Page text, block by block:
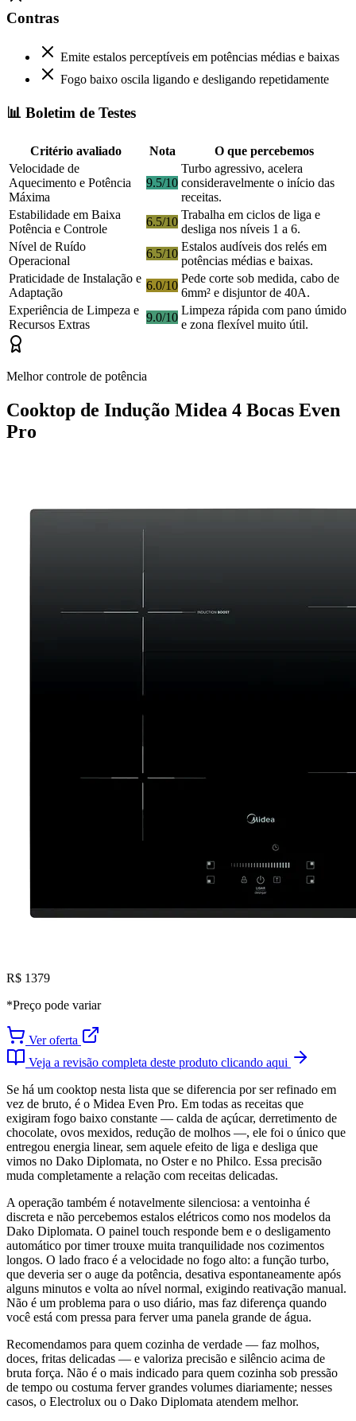
Contras
Emite estalos perceptíveis em potências médias e baixas
Fogo baixo oscila ligando e desligando repetidamente
📊 Boletim de Testes
Critério avaliado Nota
O que percebemos
Velocidade de
Aquecimento e Potência
Máxima
9.5/10
Turbo agressivo, acelera
consideravelmente o início das
receitas.
Estabilidade em Baixa
Potência e Controle
6.5/10
Trabalha em ciclos de liga e
desliga nos níveis 1 a 6.
Nível de Ruído
Operacional
6.5/10
Estalos audíveis dos relés em
potências médias e baixas.
Praticidade de Instalação e
Adaptação
6.0/10
Pede corte sob medida, cabo de
6mm² e disjuntor de 40A.
Experiência de Limpeza e
Recursos Extras
9.0/10
Limpeza rápida com pano úmido
e zona flexível muito útil.
Melhor controle de potência
Cooktop de Indução Midea 4 Bocas Even
Pro
R$ 1379
*Preço pode variar
Ver oferta
Veja a revisão completa deste produto clicando aqui
Se há um cooktop nesta lista que se diferencia por ser refinado em
vez de bruto, é o Midea Even Pro. Em todas as receitas que
exigiram fogo baixo constante — calda de açúcar, derretimento de
chocolate, ovos mexidos, redução de molhos —, ele foi o único que
entregou energia linear, sem aquele efeito de liga e desliga que
vimos no Dako Diplomata, no Oster e no Philco. Essa precisão
muda completamente a relação com receitas delicadas.
A operação também é notavelmente silenciosa: a ventoinha é
discreta e não percebemos estalos elétricos como nos modelos da
Dako Diplomata. O painel touch responde bem e o desligamento
automático por timer trouxe muita tranquilidade nos cozimentos
longos. O lado fraco é a velocidade no fogo alto: a função turbo,
que deveria ser o auge da potência, desativa espontaneamente após
alguns minutos e volta ao nível normal, exigindo reativação manual.
Não é um problema para o uso diário, mas faz diferença quando
você está com pressa para ferver uma panela grande de água.
Recomendamos para quem cozinha de verdade — faz molhos,
doces, fritas delicadas — e valoriza precisão e silêncio acima de
bruta força. Não é o mais indicado para quem cozinha sob pressão
de tempo ou costuma ferver grandes volumes diariamente; nesses
casos, o Electrolux ou o Dako Diplomata atendem melhor.